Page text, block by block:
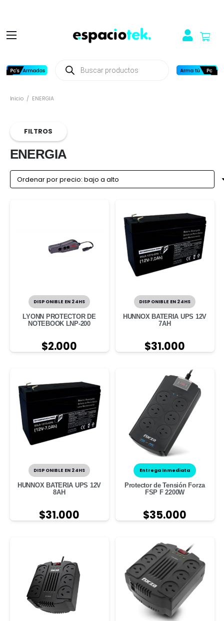
productos
Inicio / ENERGIA
FILTROS
ENERGIA
DISPONIBLE EN 24HS
LYONN PROTECTOR DE
NOTEBOOK LNP-200
$2.000
DISPONIBLE EN 24HS
HUNNOX BATERIA UPS 12V
7AH
$31.000
DISPONIBLE EN 24HS
HUNNOX BATERIA UPS 12V
8AH
$31.000
Entrega Inmediata
Protector de Tensión Forza
FSP F 2200W
$35.000